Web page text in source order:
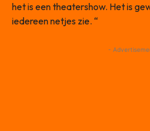
het is een theatershow. Het is
iedereen netjes zie. “
-